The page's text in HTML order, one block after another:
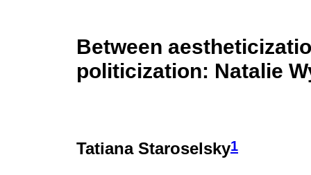
Between
politicization: Natalie
Tatiana Staroselsky1